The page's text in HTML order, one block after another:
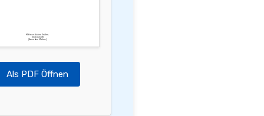
Mit freundlichen Grüßen,
[Unterschrift]
[Name des Mieters]
Als PDF Öffnen